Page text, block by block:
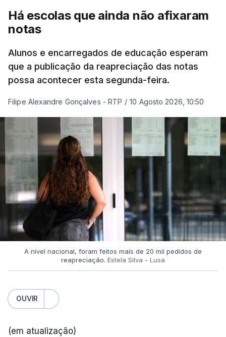
Há escolas que ainda não afixaram
notas
Alunos e encarregados de educação esperam
que a publicação da reapreciação das notas
possa acontecer esta segunda-feira.
Filipe Alexandre Gonçalves - RTP / 10 Agosto 2026, 10:50
A nível nacional, foram feitos mais de 20 mil pedidos de
reapreciação. Estela Silva - Lusa
OUVIR
(em atualização)